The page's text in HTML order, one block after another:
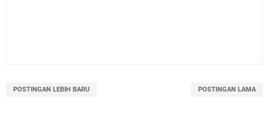
POSTINGAN LEBIH BARU POSTINGAN LAMA